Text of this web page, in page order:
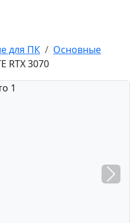
в Москва
для ПК
Основные
RTX 3070